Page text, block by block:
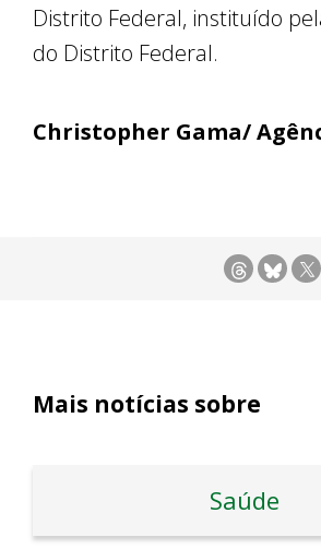
Distrito Federal, instituído
do Distrito Federal.
Christopher Gama/
Mais notícias sobre
Saúde